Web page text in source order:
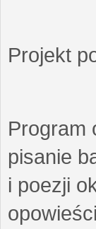
Projekt
Program
pisanie
i poezji